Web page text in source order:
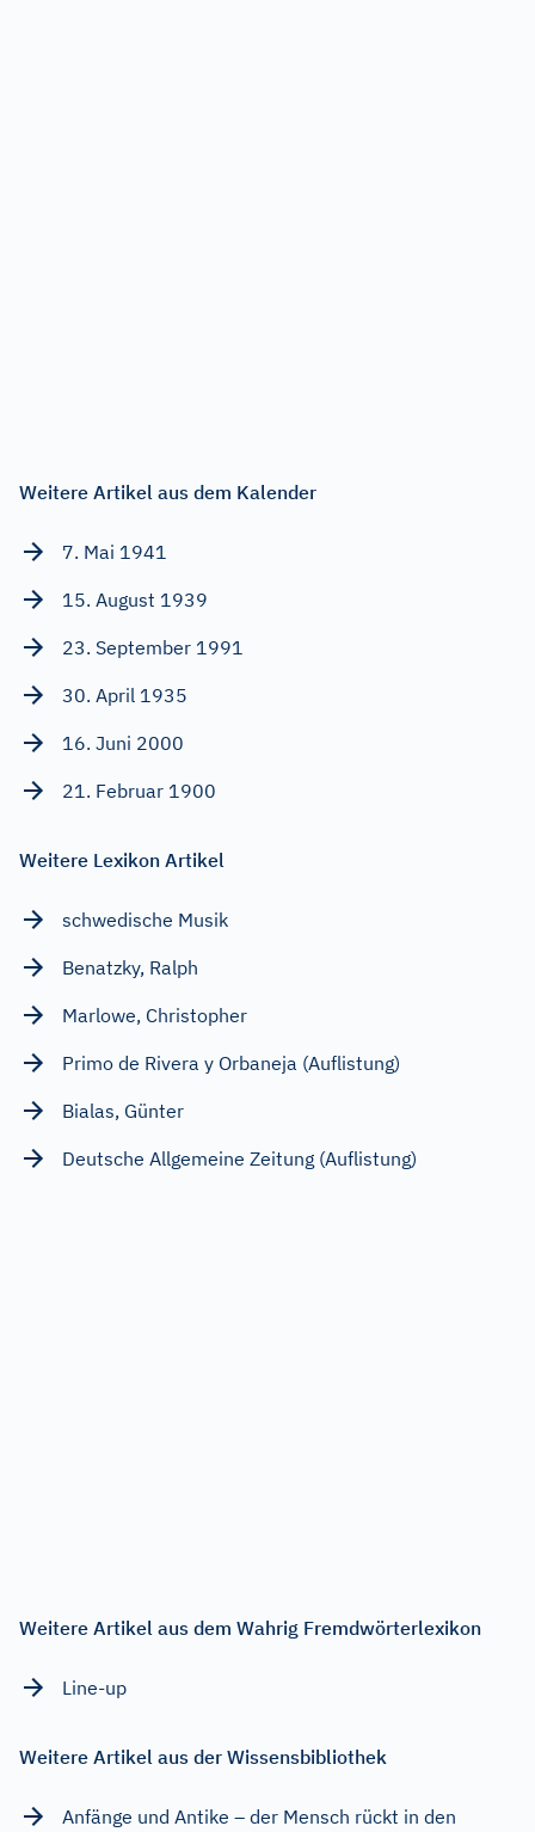
Weitere Artikel aus dem Kalender
7. Mai 1941
15. August 1939
23. September 1991
30. April 1935
16. Juni 2000
21. Februar 1900
Weitere Lexikon Artikel
schwedische Musik
Benatzky, Ralph
Marlowe, Christopher
Primo de Rivera y Orbaneja (Auflistung)
Bialas, Günter
Deutsche Allgemeine Zeitung (Auflistung)
Weitere Artikel aus dem Wahrig Fremdwörterlexikon
Line-up
Weitere Artikel aus der Wissensbibliothek
Anfänge und Antike – der Mensch rückt in den